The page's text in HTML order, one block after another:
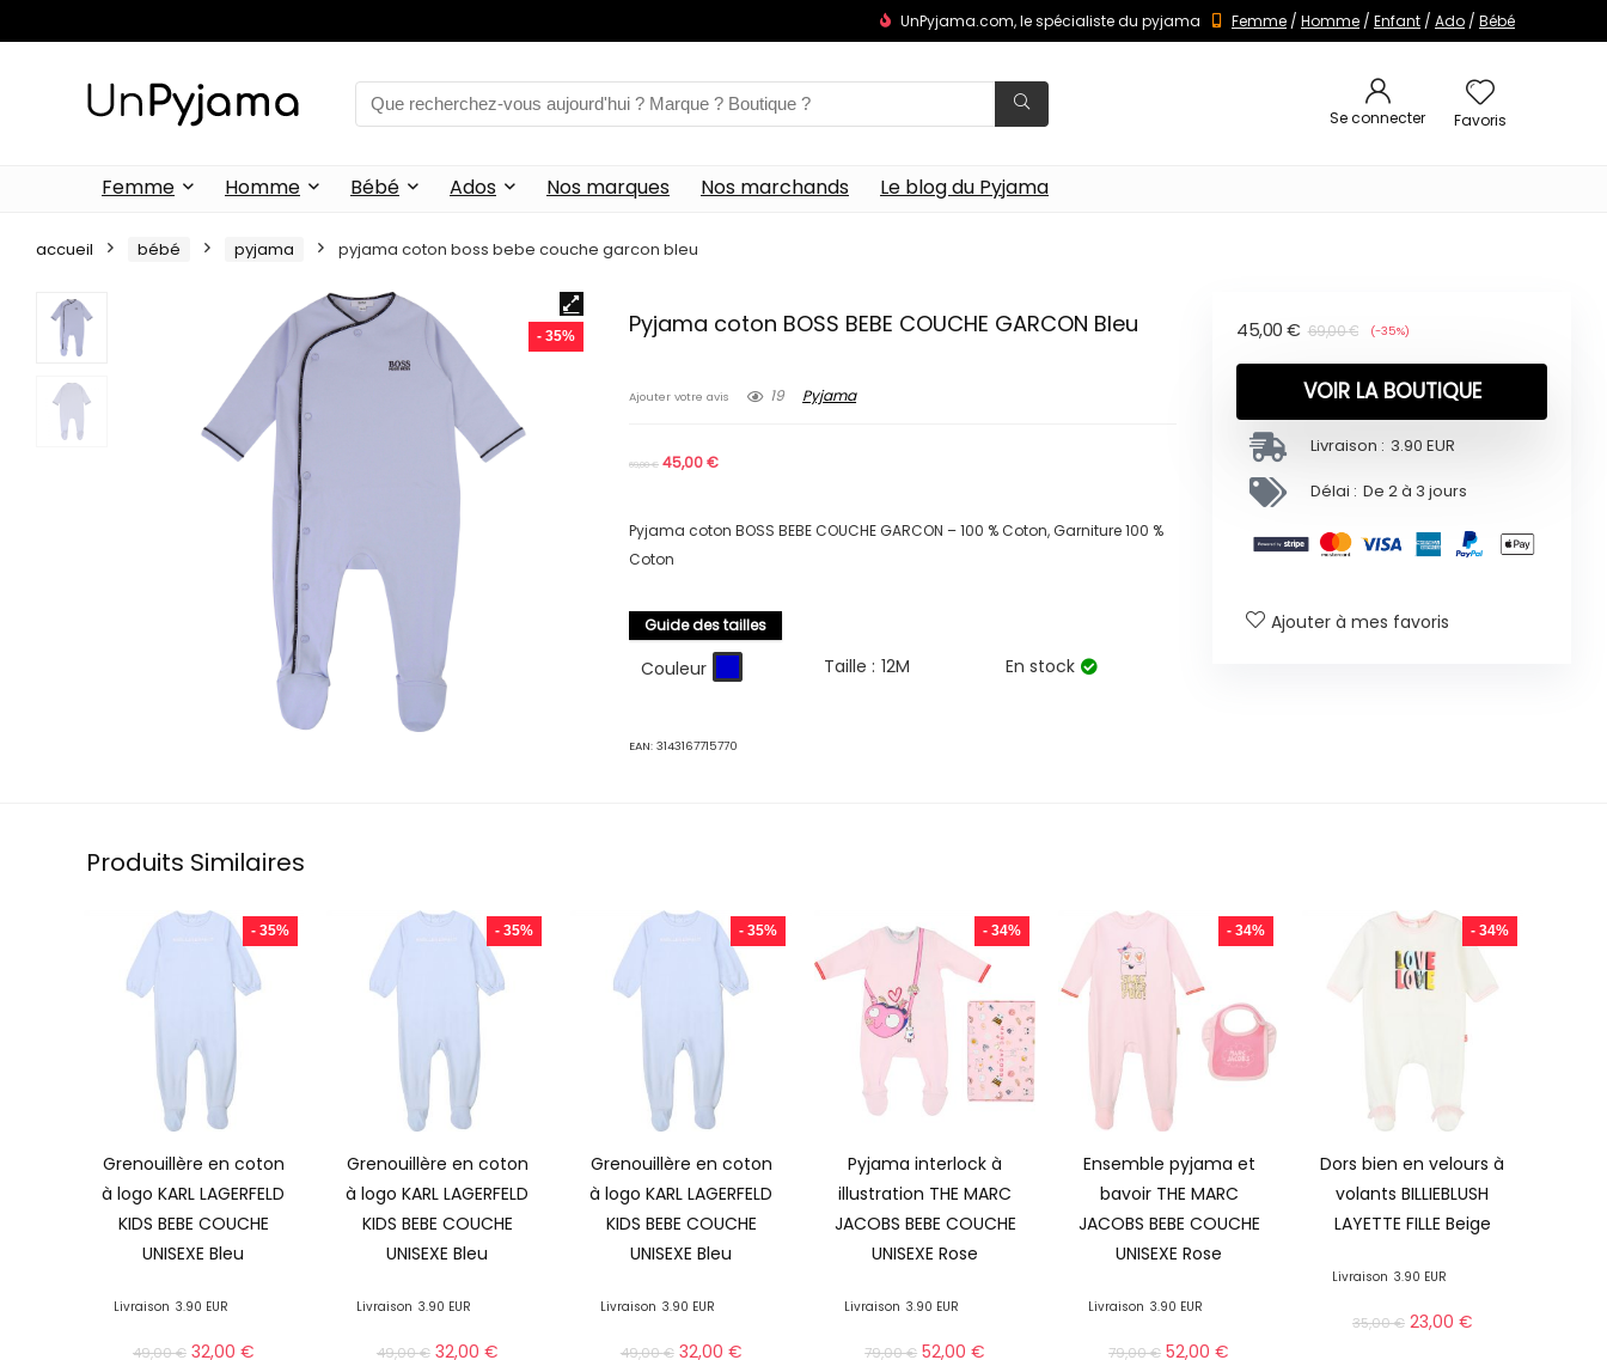
UnPyjama.com, le spécialiste du pyjama Femme / Homme / Enfant / Ado / Bébé
Se connecter Favoris
Femme Homme Bébé Ados Nos marques Nos marchands Le blog du Pyjama
accueil bébé pyjama pyjama coton boss bebe couche garcon bleu
- 35% Pyjama coton BOSS BEBE COUCHE GARCON Bleu
Ajouter votre avis 19 Pyjama
69,00€ 45,00€
Pyjama coton BOSS BEBE COUCHE GARCON – 100 % Coton, Garniture 100 %
Coton
Guide des tailles
Couleur Taille : 12M En stock
EAN:3143167715770
69,00€
45,00 € (-35%)
VOIR LA BOUTIQUE
Livraison : 3.90 EUR
Délai : De 2 à 3 jours
Ajouter à mes favoris
Produits Similaires
- 35%
Grenouillère en coton
à logo KARL LAGERFELD
KIDS BEBE COUCHE
UNISEXE Bleu
Livraison 3.90 EUR
49,00€ 32,00 €
- 35%
Grenouillère en coton
à logo KARL LAGERFELD
KIDS BEBE COUCHE
UNISEXE Bleu
Livraison 3.90 EUR
49,00€ 32,00 €
- 35%
Grenouillère en coton
à logo KARL LAGERFELD
KIDS BEBE COUCHE
UNISEXE Bleu
Livraison 3.90 EUR
49,00€ 32,00 €
- 34%
Pyjama interlock à
illustration THE MARC
JACOBS BEBE COUCHE
UNISEXE Rose
Livraison 3.90 EUR
79,00€ 52,00€
- 34%
Ensemble pyjama et
bavoir THE MARC
JACOBS BEBE COUCHE
UNISEXE Rose
Livraison 3.90 EUR
79,00€ 52,00€
- 34%
Dors bien en velours à
volants BILLIEBLUSH
LAYETTE FILLE Beige
Livraison 3.90 EUR
35,00€ 23,00 €